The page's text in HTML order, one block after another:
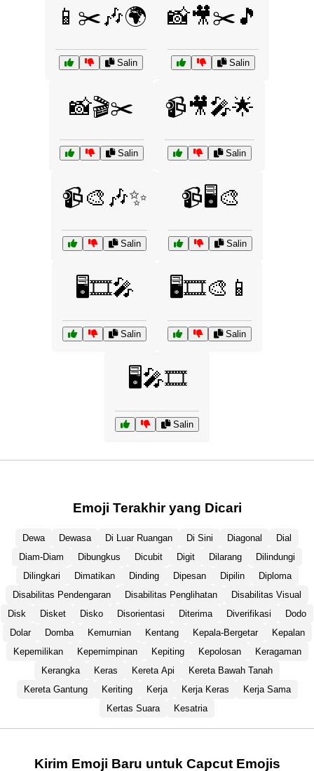
📱✂️🎶🌍
Salin
📸🎥✂️🎵
Salin
📸🎬✂️
Salin
📹🎥🎤🌟
Salin
📹🎨🎶✨
Salin
📹🖥️🎨
Salin
🖥️🎞️🎤
Salin
🖥️🎞️🎨📱
Salin
🖥️🎤🎞️
Salin
Emoji Terakhir yang Dicari
Dewa Dewasa Di Luar Ruangan Di Sini Diagonal
Dial
Diam-Diam
Dibungkus Dicubit Digit Dilarang
Dilindungi
Dilingkari
Dimatikan Dinding Dipesan Dipilin
Diploma
Disabilitas Pendengaran
Disabilitas Penglihatan
Disabilitas Visual
Disk
Disket Disko Disorientasi Diterima Diverifikasi
Dodo
Dolar
Domba Kemurnian Kentang Kepala-Bergetar
Kepalan
Kepemilikan
Kepemimpinan Kepiting Kepolosan
Keragaman
Kerangka
Keras Kereta Api
Kereta Bawah Tanah
Kereta Gantung
Keriting Kerja Kerja Keras
Kerja Sama
Kertas Suara
Kesatria
Kirim Emoji Baru untuk Capcut Emojis